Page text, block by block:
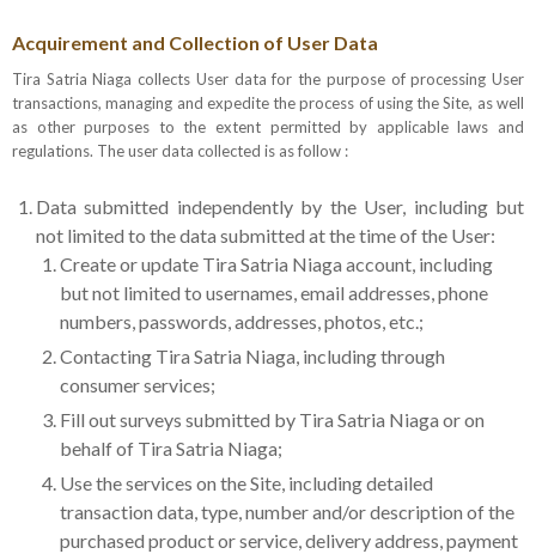
Acquirement and Collection of User Data
Tira Satria Niaga collects User data for the purpose of processing User
transactions, managing and expedite the process of using the Site, as well
as other purposes to the extent permitted by applicable laws and
regulations. The user data collected is as follow :
Data submitted independently by the User, including but
not limited to the data submitted at the time of the User:
Create or update Tira Satria Niaga account, including
but not limited to usernames, email addresses, phone
numbers, passwords, addresses, photos, etc.;
Contacting Tira Satria Niaga, including through
consumer services;
Fill out surveys submitted by Tira Satria Niaga or on
behalf of Tira Satria Niaga;
Use the services on the Site, including detailed
transaction data, type, number and/or description of the
purchased product or service, delivery address, payment